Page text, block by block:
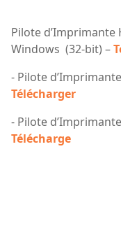
Pilote d’Imprimante
Windows (32-bit) –
- Pilote
Télécharger
- Pilote
Télécharge